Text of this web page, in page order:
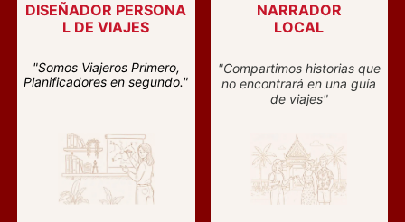
DISEÑADOR PERSONA
L DE VIAJES
"Somos Viajeros Primero,
Planificadores en segundo."
NARRADOR
LOCAL
"Compartimos historias que
no encontrará en una guía
de viajes"